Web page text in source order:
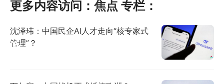
更多内容访问： 焦点 专栏：
沈泽玮：中国民企AI人才走向“核专家式
管理”？